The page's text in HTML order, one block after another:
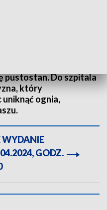
pustostan. Do szpitala
który
ognia,
WYDANIE
GODZ.